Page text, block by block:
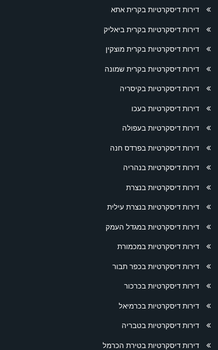
דירות דיסקרטיות בקרית אתא
דירות דיסקרטיות בקרית ביאליק
דירות דיסקרטיות בקרית מוצקין
דירות דיסקרטיות בקרית שמונה
דירות דיסקרטיות בקיסריה
דירות דיסקרטיות בעכו
דירות דיסקרטיות בעפולה
דירות דיסקרטיות בפרדס חנה
דירות דיסקרטיות בנהריה
דירות דיסקרטיות בנצרת
דירות דיסקרטיות בנצרת עילית
דירות דיסקרטיות במגדל העמק
דירות דיסקרטיות במכמורת
דירות דיסקרטיות בכפר תבור
דירות דיסקרטיות בכרכור
דירות דיסקרטיות בכרמיאל
דירות דיסקרטיות בטבריה
דירות דיסקרטיות בטירת הכרמל